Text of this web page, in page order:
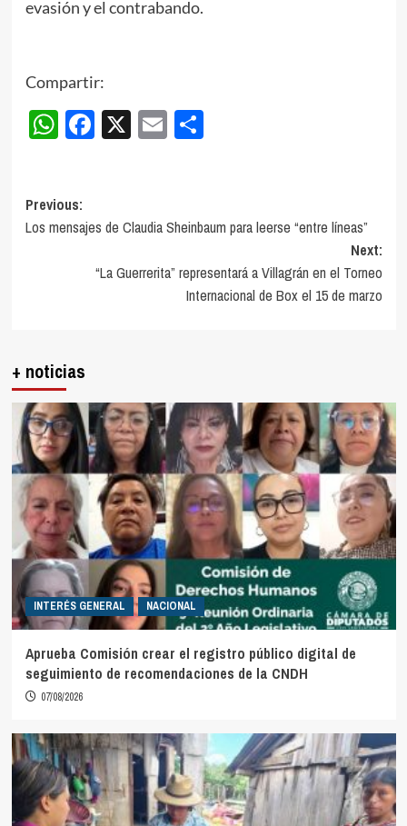
evasión y el contrabando.
Compartir:
WhatsApp
Facebook
X EmailCompartir
Post
navigation
Previous:
Los mensajes de Claudia Sheinbaum para leerse “entre líneas”
Next:
“La Guerrerita” representará a Villagrán en el Torneo
Internacional de Box el 15 de marzo
+ noticias
INTERÉS GENERAL NACIONAL
Aprueba Comisión crear el registro público digital de
seguimiento de recomendaciones de la CNDH
07/08/2026